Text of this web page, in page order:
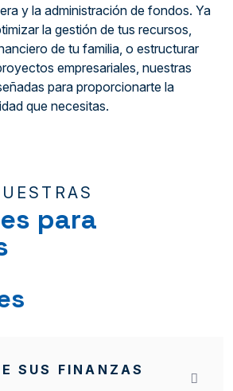
y la administración de fondos. Ya
la gestión de tus recursos,
de tu familia, o estructurar
empresariales, nuestras
para proporcionarte la
que necesitas.
para
SUS FINANZAS